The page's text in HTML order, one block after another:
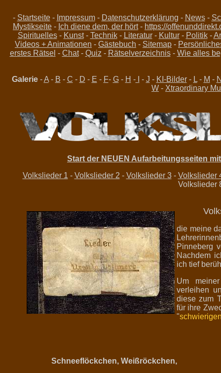
- Startseite- Impressum- Datenschutzerklärung - News-
Mystikseite - Ich diene dem, der hört- https://
Spirituelles- Kunst- Technik- Literatur- Kultur- Politik-
Videos + Animationen - Gästebuch - Sitemap -
erstes Rätsel - Chat- Quiz - Rätselverzeichnis- Wie alles
Galerie-A- B - C - D - E - F- G- H -I - J - KI-Bilder- L- M -
W - Xtraordinary
Start der NEUEN Aufarbeitungsseiten
Volkslieder 1 - Volkslieder 2 - Volkslieder 3- Volkslieder
Volkslieder
die meine
Pinneberg
Nachdem
ich tief
Um
verleihen
diese zum
für ihre
"
Schneeflöckchen, Weißröckchen,